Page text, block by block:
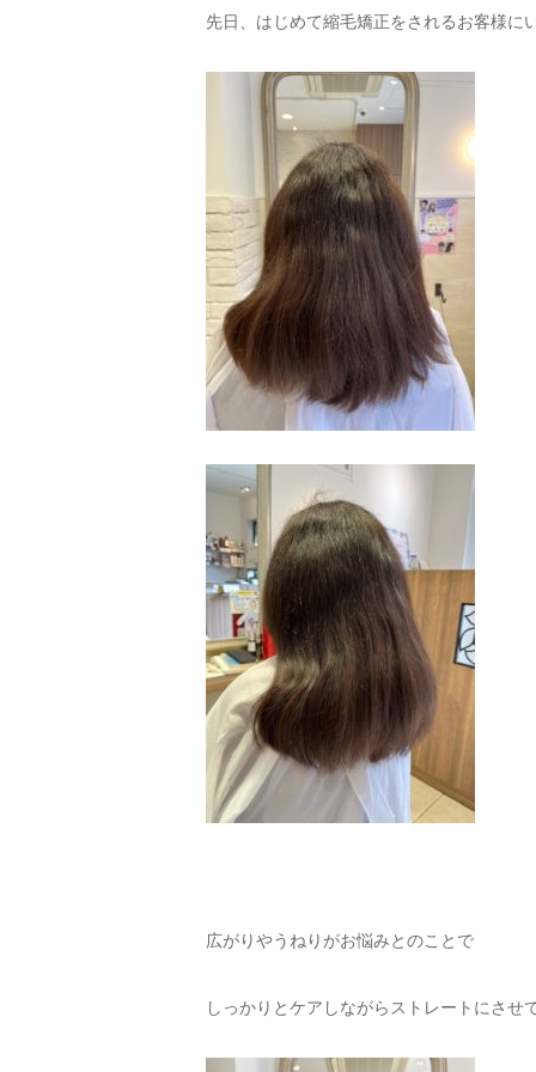
先日、はじめて縮毛矯正をされるお客様に
広がりやうねりがお悩みとのことで
しっかりとケアしながらストレートにさせ